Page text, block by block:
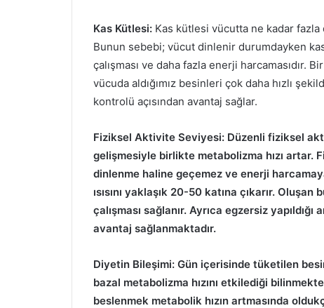
Kas Kütlesi: Kas kütlesi vücutta ne kadar
Bunun sebebi; vücut dinlenir durumdayken
çalışması ve daha fazla enerji harcamasıdır.
vücuda aldığımız besinleri çok daha hızlı
kontrolü açısından avantaj sağlar.
Fiziksel Aktivite Seviyesi: Düzenli fiziksel
gelişmesiyle birlikte metabolizma hızı
dinlenme haline geçemez ve enerji
ısısını yaklaşık 20-50 katına çıkarır.
çalışması sağlanır. Ayrıca egzersiz
avantaj sağlanmaktadır.
Diyetin Bileşimi: Gün içerisinde tüketilen
bazal metabolizma hızını etkilediği
beslenmek metabolik hızın artmasında